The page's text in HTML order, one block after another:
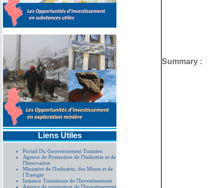
Liens Utiles
Portail Du Gouvernement Tunisien
Agence de Promotion de l'Industrie et de
l'Innovation
Ministère de l'Industrie, des Mines et de
l’Energie
Instance Tunisienne de l'Investissement
Agence de promotion de l'Investissement
Summary :